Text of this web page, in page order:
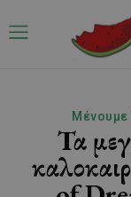
Μένουμε
Τα